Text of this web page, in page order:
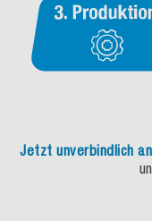
Jetzt unverbindlich